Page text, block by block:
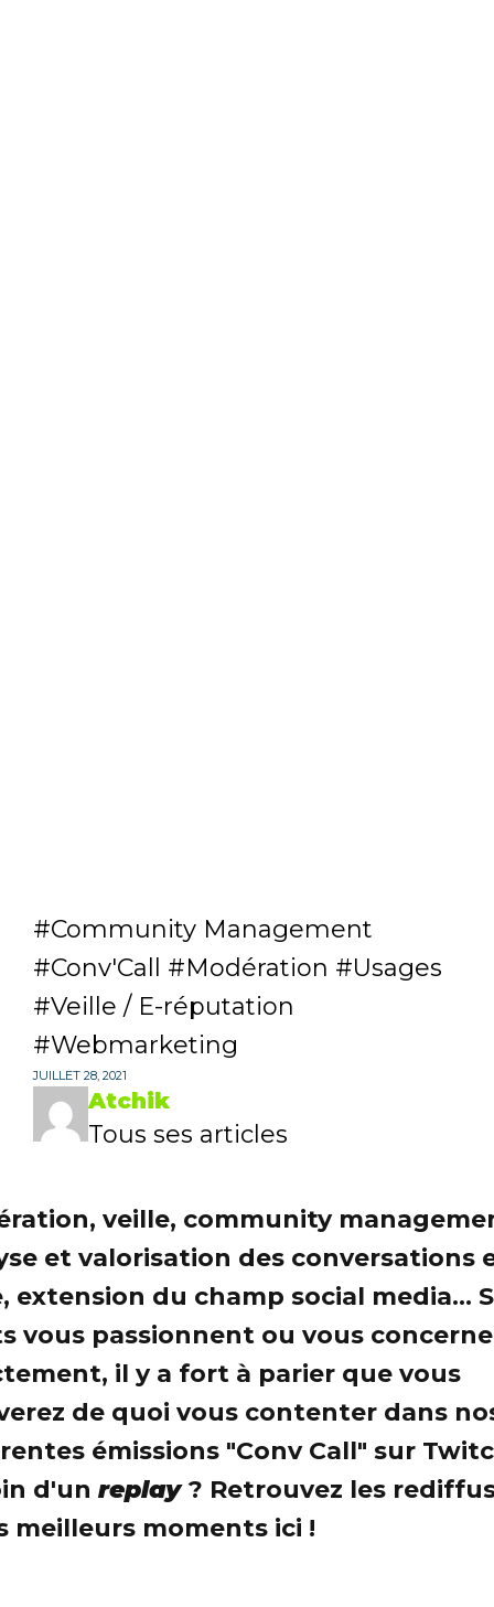
Community Management
Conv'Call
Modération
Usages
Veille / E-réputation
Webmarketing
JUILLET 28, 2021
Atchik
Tous ses articles
veille, community
et valorisation des conversations
extension du champ social media...
vous passionnent ou vous
il y a fort à parier que vous
de quoi vous contenter dans
émissions "Conv Call" sur
d'un replay? Retrouvez les
meilleurs moments ici !